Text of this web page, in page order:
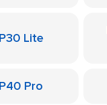
P30 Lite
P40 Pro